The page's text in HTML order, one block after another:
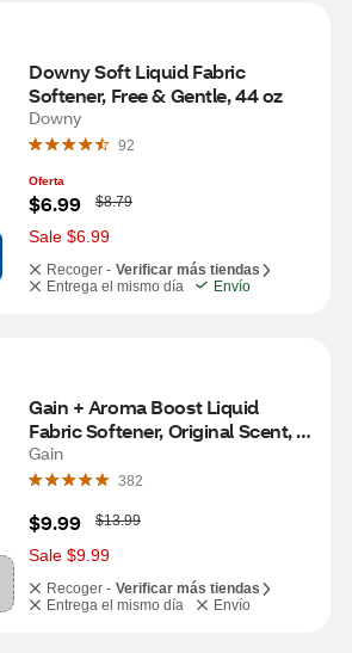
Downy Soft Liquid Fabric
Softener, Free & Gentle, 44 oz
Downy
92
Oferta
$6.99
W
a
s
$8.79
Sale $6.99
Recoger - Verificar más tiendas
Entrega el mismo día
Envío
Gain + Aroma Boost Liquid
Fabric Softener, Original Scent,
98 Loads, 72 oz
Gain
382
$9.99
W
a
s
$13.99
Sale $9.99
Recoger - Verificar más tiendas
Entrega el mismo día
Envío